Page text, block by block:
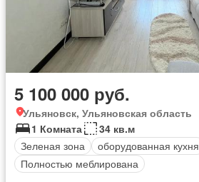
5 100 000 руб.
Ульяновск, Ульяновская область
1 Комната
34 кв.м
Зеленая зона
оборудованная кухня
Полностью меблирована